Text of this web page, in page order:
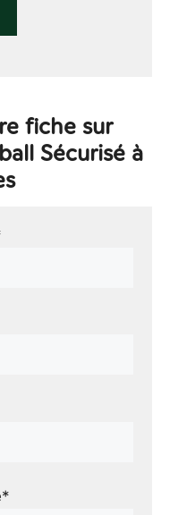
fiche sur
Sécurisé à